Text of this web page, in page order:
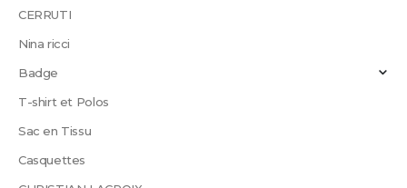
CERRUTI
Nina ricci
Badge
T-shirt et Polos
Sac en Tissu
Casquettes